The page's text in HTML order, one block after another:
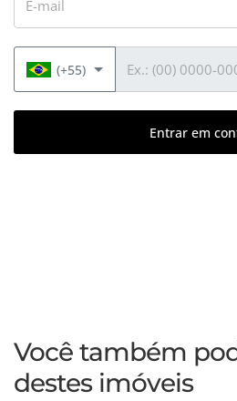
(+55)
Entrar em
Você também
destes imóveis